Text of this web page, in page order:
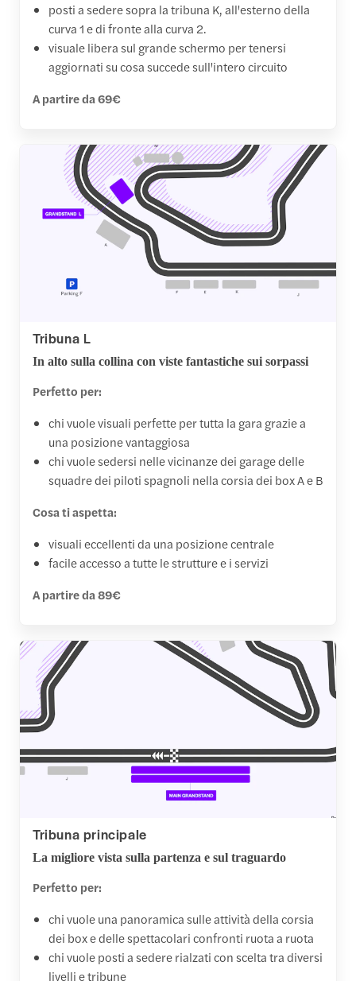
posti a sedere sopra la tribuna K, all'esterno della
curva 1 e di fronte alla curva 2.
visuale libera sul grande schermo per tenersi
aggiornati su cosa succede sull'intero circuito
A partire da 69€
Tribuna L
In alto sulla collina con viste fantastiche sui sorpassi
Perfetto per:
chi vuole visuali perfette per tutta la gara grazie a
una posizione vantaggiosa
chi vuole sedersi nelle vicinanze dei garage delle
squadre dei piloti spagnoli nella corsia dei box A e B
Cosa ti aspetta:
visuali eccellenti da una posizione centrale
facile accesso a tutte le strutture e i servizi
A partire da 89€
Tribuna principale
La migliore vista sulla partenza e sul traguardo
Perfetto per:
chi vuole una panoramica sulle attività della corsia
dei box e delle spettacolari confronti ruota a ruota
chi vuole posti a sedere rialzati con scelta tra diversi
livelli e tribune